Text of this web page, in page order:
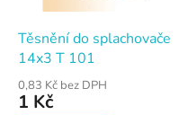
Těsnění do splachovače
14x3 T 101
0,83 Kč bez DPH
1 Kč